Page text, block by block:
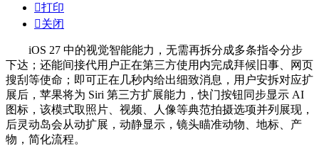
打印
关闭
iOS 27 中的视觉智能能力，无需再拆分成多条指令分步
下达；还能间接代用户正在第三方使用内完成拜候旧事、网页
搜刮等使命；即可正在几秒内给出细致消息，用户安拆对应扩
展后，苹果将为 Siri 第三方扩展能力，快门按钮同步显示 AI
图标，该模式取照片、视频、人像等典范拍摄选项并列展现，
后灵动岛会从动扩展，动静显示，镜头瞄准动物、地标、产
物，简化流程。